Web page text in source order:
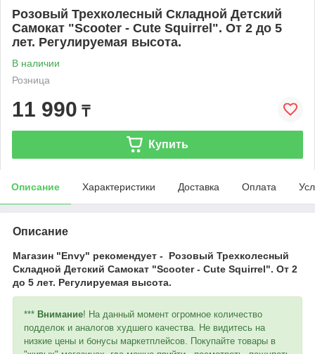
Розовый Трехколесный Складной Детский
Самокат "Scooter - Cute Squirrel". От 2 до 5
лет. Регулируемая высота.
В наличии
Розница
11 990 ₸
Купить
Описание Характеристики Доставка Оплата
Описание
Магазин "Envy" рекомендует - Розовый Трехколесный
Складной Детский Самокат "Scooter - Cute Squirrel". От 2
до 5 лет. Регулируемая высота.
*** Внимание! На данный момент огромное количество
подделок и аналогов худшего качества. Не видитесь на
низкие цены и бонусы маркетплейсов. Покупайте товары в